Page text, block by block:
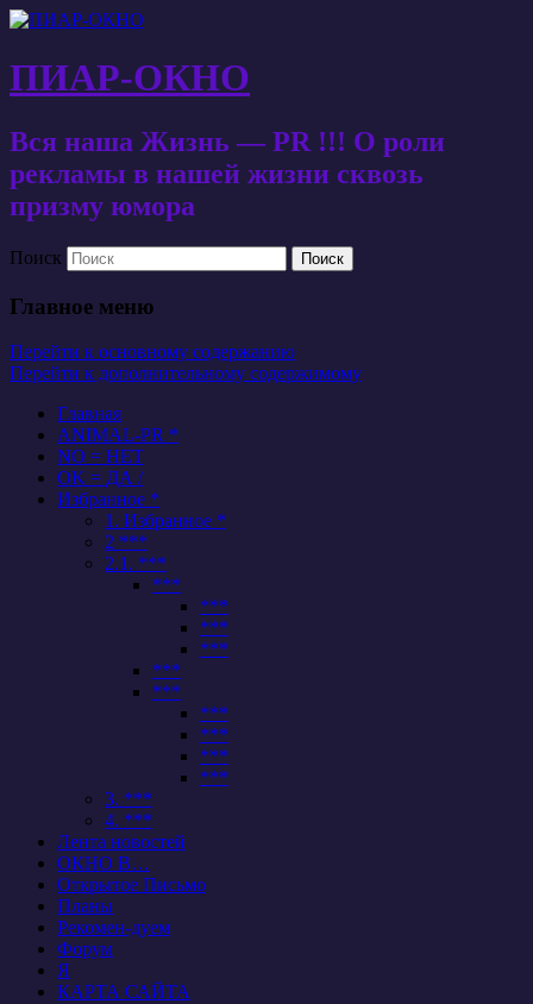
ПИАР-ОКНО
Вся наша Жизнь — PR !!! О роли
рекламы в нашей жизни сквозь
призму юмора
Поиск
Главное меню
Перейти к основному содержанию
Перейти к дополнительному содержимому
Главная
ANIMAL-PR *
NO = НЕТ
OK = ДА /
Избранное *
1. Избранное *
2 ***
2.1. ***
***
***
***
***
***
***
***
***
***
***
3. ***
4. ***
Лента новостей
ОКНО В…
Открытое Письмо
Планы
Рекомен-дуем
Форум
Я
КАРТА САЙТА